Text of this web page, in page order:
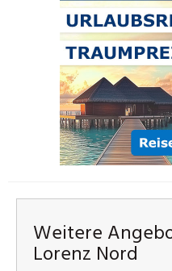
Weitere
Lorenz Nord